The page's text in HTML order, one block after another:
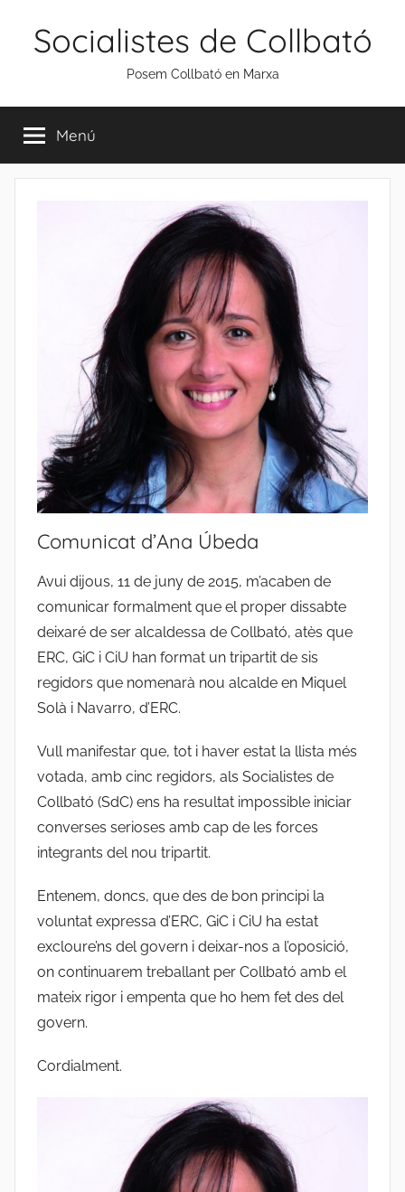
Socialistes de Collbató
Posem Collbató en Marxa
Menú
Comunicat d’Ana Úbeda
Avui dijous, 11 de juny de 2015, m’acaben de
comunicar formalment que el proper dissabte
deixaré de ser alcaldessa de Collbató, atès que
ERC, GiC i CiU han format un tripartit de sis
regidors que nomenarà nou alcalde en Miquel
Solà i Navarro, d’ERC.
Vull manifestar que, tot i haver estat la llista més
votada, amb cinc regidors, als Socialistes de
Collbató (SdC) ens ha resultat impossible iniciar
converses serioses amb cap de les forces
integrants del nou tripartit.
Entenem, doncs, que des de bon principi la
voluntat expressa d’ERC, GiC i CiU ha estat
excloure’ns del govern i deixar-nos a l’oposició,
on continuarem treballant per Collbató amb el
mateix rigor i empenta que ho hem fet des del
govern.
Cordialment.